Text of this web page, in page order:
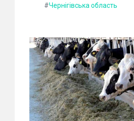
#Чернігівська область